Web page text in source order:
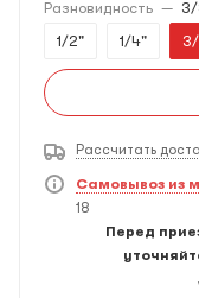
Разновидность —
1/2"
1/4"
Рассчитать
Самовывоз из
18
Перед